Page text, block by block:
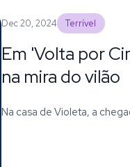
Dec 20, 2024 Terrível
Em 'Volta por
na mira do vilão
Na casa de Violeta, a